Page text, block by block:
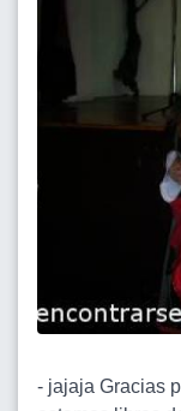
- jajaja Gracias